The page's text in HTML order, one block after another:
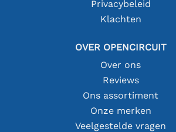
Privacybeleid
Klachten
OVER OPENCIRCUIT
Over ons
Reviews
Ons assortiment
Onze merken
Veelgestelde vragen